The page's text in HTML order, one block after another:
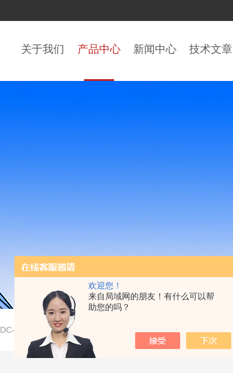
欢迎您！
来自局域网的朋友！有什么可以帮
助您的吗？
关于我们 产品中心 新闻中心 技术文章
DC-8202DC-8202PH电极脱硫污水PH电极